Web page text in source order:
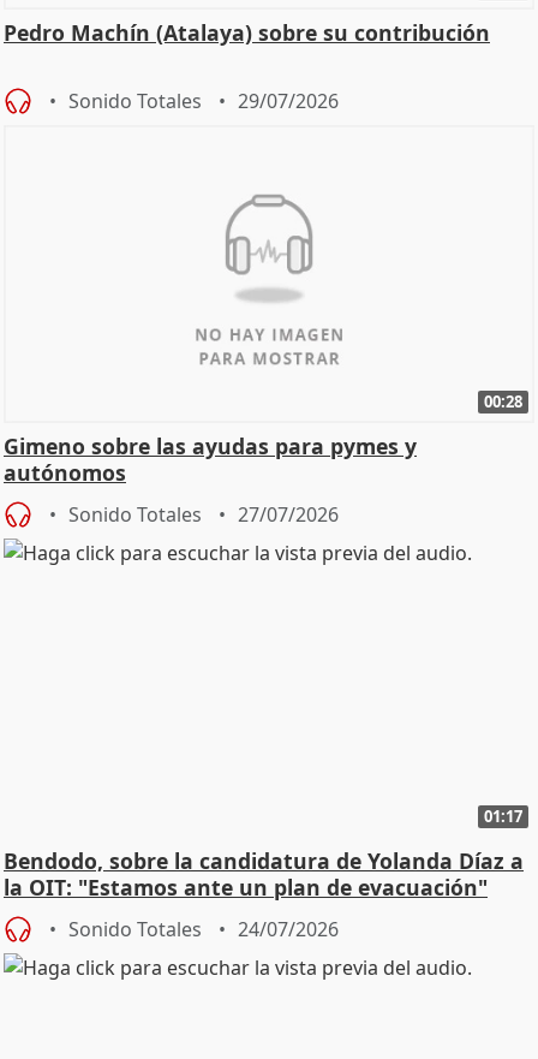
Pedro Machín (Atalaya) sobre su contribución
Sonido Totales 29/07/2026
00:28
Gimeno sobre las ayudas para pymes y
autónomos
Sonido Totales 27/07/2026
01:17
Bendodo, sobre la candidatura de Yolanda Díaz a
la OIT: "Estamos ante un plan de evacuación"
Sonido Totales 24/07/2026